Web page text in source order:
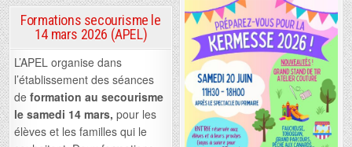
Formations secourisme le
14 mars 2026 (APEL)
L’APEL organise dans
l’établissement des séances
deformation au secourisme
le samedi 14 mars, pour les
élèves et les familles qui le